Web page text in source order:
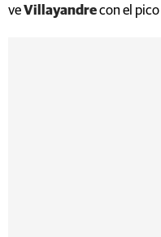
veVillayandrecon el pico